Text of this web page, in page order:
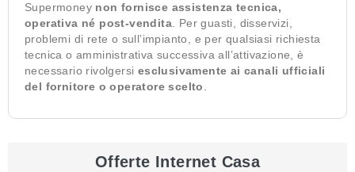
Supermoney non fornisce assistenza tecnica,
operativa né post-vendita. Per guasti, disservizi,
problemi di rete o sull’impianto, e per qualsiasi richiesta
tecnica o amministrativa successiva all’attivazione, è
necessario rivolgersi esclusivamente ai canali ufficiali
del fornitore o operatore scelto.
Offerte Internet Casa